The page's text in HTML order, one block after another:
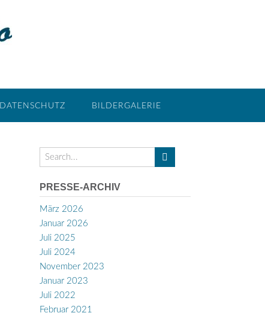
DATENSCHUTZ BILDERGALERIE
PRESSE-ARCHIV
März 2026
Januar 2026
Juli 2025
Juli 2024
November 2023
Januar 2023
Juli 2022
Februar 2021